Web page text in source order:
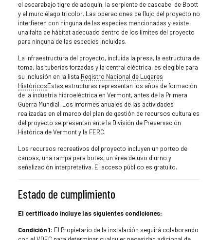
el escarabajo tigre de adoquín, la serpiente de cascabel de Boott
y el murciélago tricolor. Las operaciones de flujo del proyecto no
interfieren con ninguna de las especies mencionadas y existe
una falta de hábitat adecuado dentro de los límites del proyecto
para ninguna de las especies incluidas.
La infraestructura del proyecto, incluida la presa, la estructura de
toma, las tuberías forzadas y la central eléctrica, es elegible para
su inclusión en la lista Registro Nacional de Lugares
HistóricosEstas estructuras representan los años de formación
de la industria hidroeléctrica en Vermont, antes de la Primera
Guerra Mundial. Los informes anuales de las actividades
realizadas en el marco del plan de gestión de recursos culturales
del proyecto se presentan ante la División de Preservación
Histórica de Vermont y la FERC.
Los recursos recreativos del proyecto incluyen un porteo de
canoas, una rampa para botes, un área de uso diurno y
señalización interpretativa. El acceso público es gratuito.
Estado de cumplimiento
El certificado incluye las siguientes condiciones:
Condición 1: El Propietario de la instalación seguirá colaborando